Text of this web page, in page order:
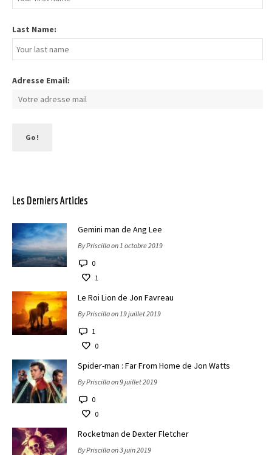
Last Name:
Adresse Email:
Les Derniers Articles
Gemini man de Ang Lee
By Priscilla on 1 octobre 2019
0
1
Le Roi Lion de Jon Favreau
By Priscilla on 19 juillet 2019
1
0
Spider-man : Far From Home de Jon Watts
By Priscilla on 9 juillet 2019
0
0
Rocketman de Dexter Fletcher
By Priscilla on 3 juin 2019